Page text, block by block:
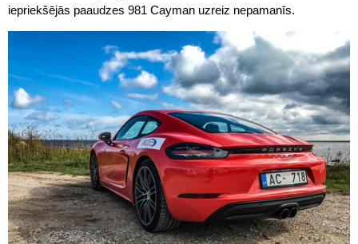
iepriekšējās paaudzes 981 Cayman uzreiz nepamanīs.